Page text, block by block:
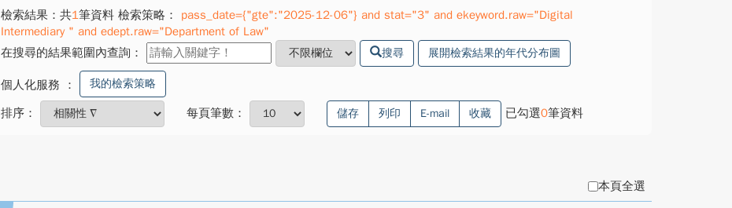
檢索結果：共1筆資料 檢索策略：
pass_date={"gte":"2025-12-06"} and stat="3" and ekeyword.raw="Digital
Intermediary " and edept.raw="Department of Law"
在搜尋的結果範圍內查詢：
搜尋 展開檢索結果的年代分布圖
個人化服務 ： 我的檢索策略
排序： 每頁筆數： 儲存 列印 E-mail 收藏 已勾選0筆資料
本頁全選